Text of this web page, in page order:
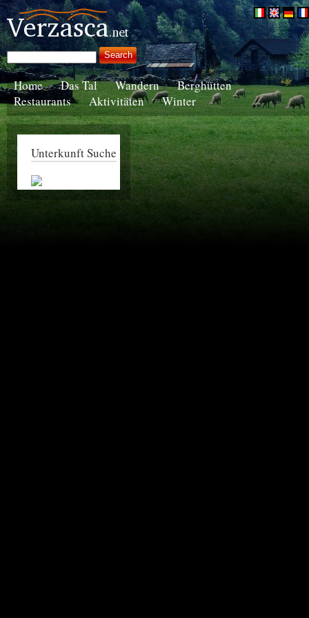
Home Das Tal Wandern
Berghütten
Restaurants
Aktivitäten Winter
Unterkunft Suche